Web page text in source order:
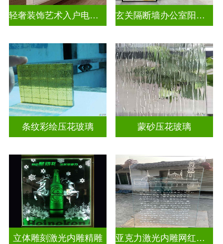
轻奢装饰艺术入户电视玻璃背景墙 玄关隔断墙办公室阳台挡门玻璃背景墙
条纹彩绘压花玻璃 蒙砂压花玻璃
立体雕刻激光内雕精雕 亚克力激光内雕网红打卡背景